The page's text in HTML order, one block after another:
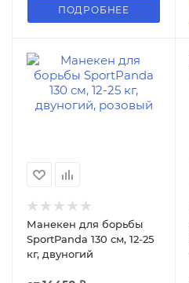
ПОДРОБНЕЕ
Манекен для борьбы
SportPanda 130 см, 12-25
кг, двуногий